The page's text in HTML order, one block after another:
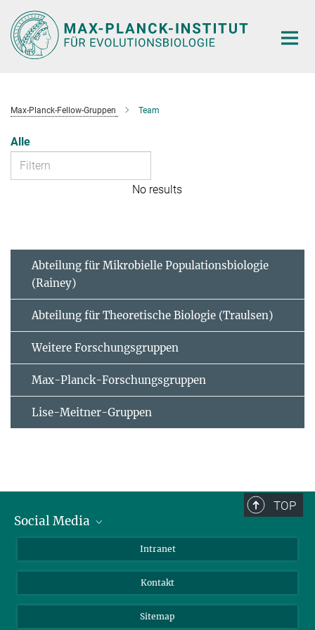
Hauptinhalt
Max-Planck-Fellow-Gruppen Team
Alle
No results
Abteilung für Mikrobielle Populationsbiologie
(Rainey)
Abteilung für Theoretische Biologie (Traulsen)
Weitere Forschungsgruppen
Max-Planck-Forschungsgruppen
Lise-Meitner-Gruppen
TOP
Social Media
LinkedIn
Intranet
Kontakt
Sitemap